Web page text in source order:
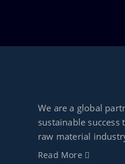
We are a global
sustainable
raw material
Read More